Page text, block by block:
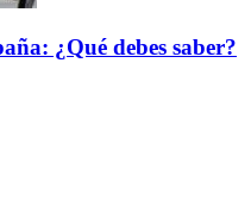
¿Qué debes saber?